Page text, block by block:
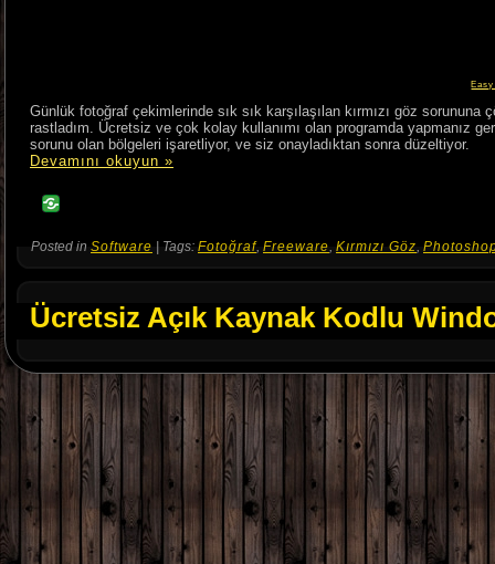
Günlük fotoğraf çekimlerinde sık sık karşılaşılan kırmızı göz
rastladım. Ücretsiz ve çok kolay kullanımı olan programda yapmanız
sorunu olan bölgeleri işaretliyor, ve siz onayladıktan sonra düzeltiyor.
Devamını okuyun »
Posted in Software | Tags: Fotoğraf, Freeware, Kırmızı Göz,
Ücretsiz Açık Kaynak Kodlu